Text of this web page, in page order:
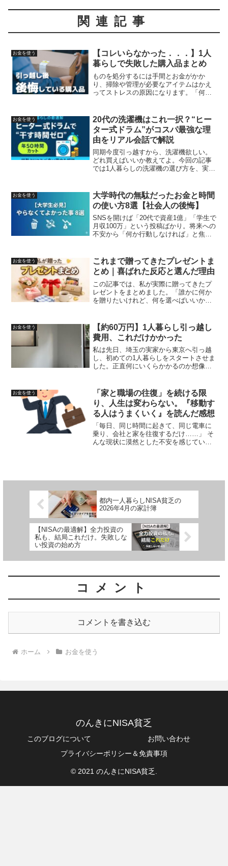
関連記事
お金を使う
【コレいらなかった．．．】1人
暮らしで失敗した購入品まとめ
ものを処分するには手間とお金がかか
り、掃除や管理が必要なアイテムはかえ
ってストレスの原因になります。「何を
す。この記事では、私が実際に購入して
後悔したアイテムを正直にお話...
お金を使う
20代の洗濯機はこれ一択？“ヒー
ター式ドラム”がコスパ最強な理
由をリアル会話で解説
同期今度引っ越すから、洗濯機欲しい。
どれ買えばいいか教えてよ。今回の記事
では1人暮らしの洗濯機の選び方を、実際
いう家事のボトルネックを潰すためにド
ラム式洗濯機は必須...
お金を使う
大学時代の無駄だったお金と時間
の使い方8選【社会人の後悔】
SNSを開けば「20代で資産1億」「学生で
月収100万」という投稿ばかり。将来への
不安から「何か行動しなければ」と焦る
した。「お金を稼いでモテたい」「サラ
リーマンになり...
お金を使う
これまで贈ってきたプレゼントま
とめ｜喜ばれた反応と選んだ理由
この記事では、私が実際に贈ってきたプ
レゼントをまとめました。「誰かに何か
を贈りたいけれど、何を選べばいいかわ
レゼント両親に送ったプレゼント映画チ
ケット（109シネマズプ...
お金を使う
【約60万円】1人暮らし引っ越し
費用、これだけかかった
私は先日、埼玉の実家から東京へ引っ越
し、初めての1人暮らしをスタートさせま
した。正直何にいくらかかるのか想像が
際に私が支払った初期費用をできるだけ
詳しく公開していきます...
お金を使う
「家と職場の往復」を続ける限
り、人生は変わらない。『移動す
る人はうまくいく』を読んだ感想
「毎日、同じ時間に起きて、同じ電車に
乗り、会社と家を往復するだけ……」 そ
んな現状に漠然とした不安を感じていま
都内一人暮らしNISA貧乏の
2026年4月の家計簿
【NISAの最適解】全力投資の
私も、結局これだけ。失敗しな
い投資の始め方
コメント
コメントを書き込む
ホーム お金を使う
のんきにNISA貧乏
このブログについて
お問い合わせ
プライバシーポリシー＆免責事項
© 2021 のんきにNISA貧乏.